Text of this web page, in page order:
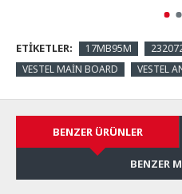
ETIKETLER: 17MB95M
VESTEL MAİN BOARD
VESTEL
BENZER ÜRÜNLER
BENZER